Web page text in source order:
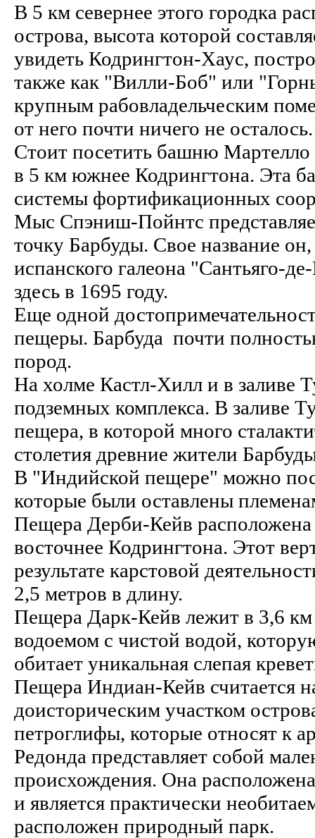
В 5 км севернее этого городка
острова, высота которой
увидеть Кодрингтон-Хаус,
также как "Вилли-Боб" или
крупным рабовладельческим
от него почти ничего не осталось.
Стоит посетить башню
в 5 км южнее Кодрингтона. Эта
системы фортификационных
Мыс Спэниш-Пойнтс
точку Барбуды. Свое название
испанского галеона "Сантьяго-
здесь в 1695 году.
Еще одной
пещеры. Барбуда почти
пород.
На холме Кастл-Хилл и в заливе
подземных комплекса. В заливе
пещера, в которой много
столетия древние жители
В "Индийской пещере" можно
которые были оставлены
Пещера Дерби-Кейв расположена
восточнее Кодрингтона. Этот
результате карстовой
2,5 метров в длину.
Пещера Дарк-Кейв лежит в 3,6
водоемом с чистой водой,
обитает уникальная слепая
Пещера Индиан-Кейв считается
доисторическим участком
петроглифы, которые относят к
Редонда представляет собой
происхождения. Она
и является практически
расположен природный парк.